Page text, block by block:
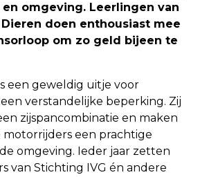
omgeving. Leerlingen van
Dieren doen enthousiast mee
om zo geld bijeen te
een geweldig uitje voor
verstandelijke beperking. Zij
zijspancombinatie en maken
motorrijders een prachtige
omgeving. Ieder jaar zetten
van Stichting IVG én andere